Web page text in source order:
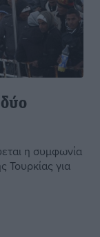
η συμφωνία
Τουρκίας για